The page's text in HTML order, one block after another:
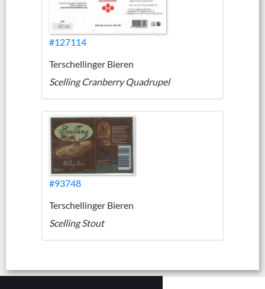
#127114
Terschellinger Bieren
Scelling Cranberry Quadrupel
#93748
Terschellinger Bieren
Scelling Stout